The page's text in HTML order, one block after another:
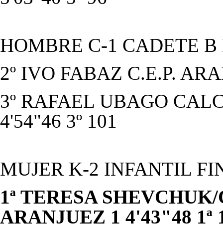
HOMBRE C-1 CADETE
2º IVO FABAZ C.E.P.
3º RAFAEL UBAGO
4'54"46 3º 101
MUJER K-2 INFANTIL
1ª TERESA
ARANJUEZ 1 4'43"48 1ª